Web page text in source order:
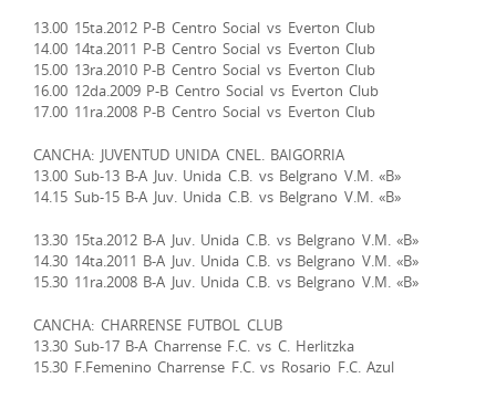
13.00 15ta.2012 P-B Centro Social vs Everton Club
14.00 14ta.2011 P-B Centro Social vs Everton Club
15.00 13ra.2010 P-B Centro Social vs Everton Club
16.00 12da.2009 P-B Centro Social vs Everton Club
17.00 11ra.2008 P-B Centro Social vs Everton Club
CANCHA: JUVENTUD UNIDA CNEL. BAIGORRIA
13.00 Sub-13 B-A Juv. Unida C.B. vs Belgrano V.M. «B»
14.15 Sub-15 B-A Juv. Unida C.B. vs Belgrano V.M. «B»
13.30 15ta.2012 B-A Juv. Unida C.B. vs Belgrano V.M. «B»
14.30 14ta.2011 B-A Juv. Unida C.B. vs Belgrano V.M. «B»
15.30 11ra.2008 B-A Juv. Unida C.B. vs Belgrano V.M. «B»
CANCHA: CHARRENSE FUTBOL CLUB
13.30 Sub-17 B-A Charrense F.C. vs C. Herlitzka
15.30 F.Femenino Charrense F.C. vs Rosario F.C. Azul